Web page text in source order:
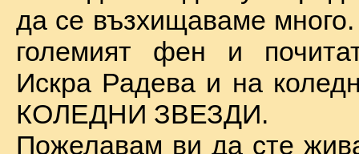
да се възхищаваме
големият фен и
Искра Радева и на
КОЛЕДНИ ЗВЕЗДИ.
Пожелавам ви да сте